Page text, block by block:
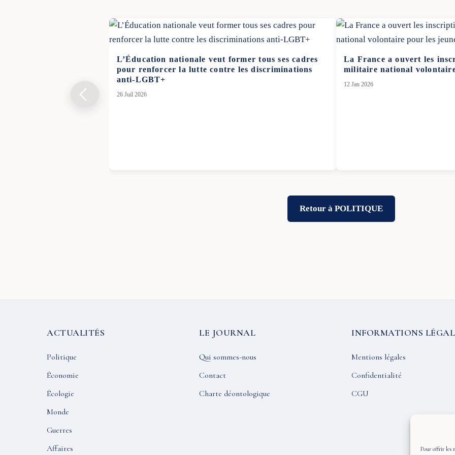
Pour offrir les
L’Éducation nationale veut former tous ses cadres
pour renforcer la lutte contre les discriminations
anti-LGBT+
26 Juil 2026
La France a ouvert les
militaire national
12 Jan 2026
Retour à POLITIQUE
ACTUALITÉS
Politique
Économie
Écologie
Monde
Guerres
Affaires
LE JOURNAL
Qui sommes-nous
Contact
Charte déontologique
INFORMATIONS
Mentions légales
Confidentialité
CGU